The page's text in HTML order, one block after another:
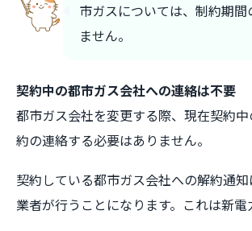
市ガスについては、制約期間
ません。
契約中の都市ガス会社への連絡は不要
都市ガス会社を変更する際、現在契約
約の連絡する必要はありません。
契約している都市ガス会社への解約通
業者が行うことになります。これは新電